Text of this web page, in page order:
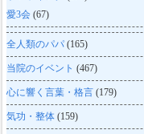
愛3会 (67)
全人類のパパ (165)
当院のイベント (467)
心に響く言葉・格言 (179)
気功・整体 (159)